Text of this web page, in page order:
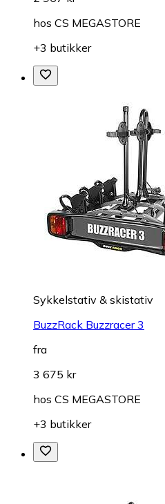
hos CS MEGASTORE
+3 butikker
Sykkelstativ & skistativ
BuzzRack Buzzracer 3
fra
3 675 kr
hos CS MEGASTORE
+3 butikker